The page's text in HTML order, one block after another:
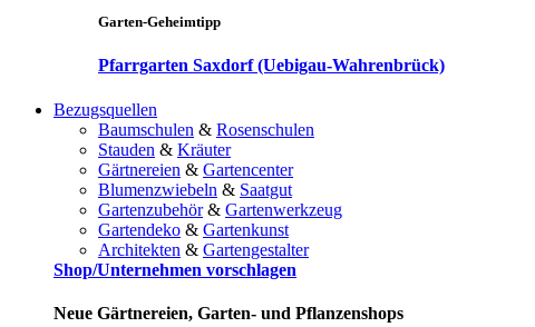
Garten-Geheimtipp
Pfarrgarten Saxdorf (Uebigau-Wahrenbrück)
Bezugsquellen
Baumschulen & Rosenschulen
Stauden & Kräuter
Gärtnereien & Gartencenter
Blumenzwiebeln & Saatgut
Gartenzubehör& Gartenwerkzeug
Gartendeko & Gartenkunst
Architekten & Gartengestalter
Shop/Unternehmen vorschlagen
Neue Gärtnereien, Garten- und Pflanzenshops